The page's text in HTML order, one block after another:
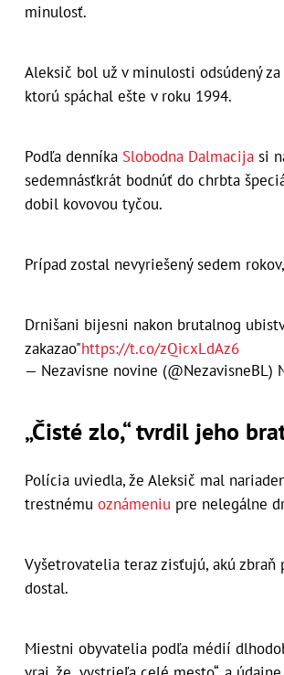
minulosť.
Aleksič bol už v minulosti odsúdený
ktorú spáchal ešte v roku 1994.
Podľa denníka Slobodna Dalmacija si
sedemnásťkrát bodnúť do chrbta
dobil kovovou tyčou.
Prípad zostal nevyriešený sedem
Drnišani bijesni nakon brutalnog
zakazao"https://t.co/zQicxLdAz6
— Nezavisne novine (@NezavisneBL)
„Čisté zlo,“ tvrdil jeho
Polícia uviedla, že Aleksič mal
trestnému oznámeniu pre nelegálne
Vyšetrovatelia teraz zisťujú, akú
dostal.
Miestni obyvatelia podľa médií